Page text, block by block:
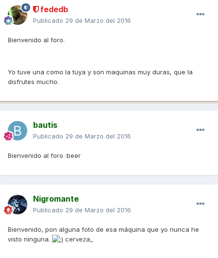
fededb
Publicado 29 de Marzo del 2016
Bienvenido al foro.
Yo tuve una como la tuya y son maquinas muy duras, que la
disfrutes mucho.
bautis
Publicado 29 de Marzo del 2016
Bienvenido al foro :beer
Nigromante
Publicado 29 de Marzo del 2016
Bienvenido, pon alguna foto de esa máquina que yo nunca he
visto ninguna.
cerveza_